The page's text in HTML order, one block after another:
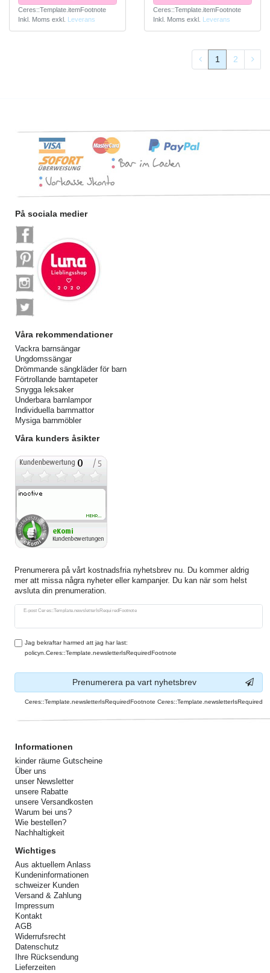
Ceres::Template.itemFootnote
Inkl. Moms exkl. Leverans
Ceres::Template.itemFootnote
Inkl. Moms exkl. Leverans
1 2
På sociala medier
Våra rekommendationer
Vackra barnsängar
Ungdomssängar
Drömmande sängkläder för barn
Förtrollande barntapeter
Snygga leksaker
Underbara barnlampor
Individuella barnmattor
Mysiga barnmöbler
Våra kunders åsikter
Prenumerera på vårt kostnadsfria nyhetsbrev nu. Du kommer aldrig
mer att missa några nyheter eller kampanjer. Du kan när som helst
avsluta din prenumeration.
E-post Ceres::Template.newsletterIsRequiredFootnote
Ceres::Template.newsletterHoneypotLabel
Jag bekraftar harmed att jag har last:
policyn.Ceres::Template.newsletterIsRequiredFootnote
Prenumerera pa vart nyhetsbrev
Ceres::Template.newsletterIsRequiredFootnote Ceres::Template.newsletterIsRequired
Informationen
kinder räume Gutscheine
Über uns
unser Newsletter
unsere Rabatte
unsere Versandkosten
Warum bei uns?
Wie bestellen?
Nachhaltigkeit
Wichtiges
Aus aktuellem Anlass
Kundeninformationen
schweizer Kunden
Versand & Zahlung
Impressum
Kontakt
AGB
Widerrufsrecht
Datenschutz
Ihre Rücksendung
Lieferzeiten